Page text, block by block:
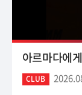
아르마다에
CLUB